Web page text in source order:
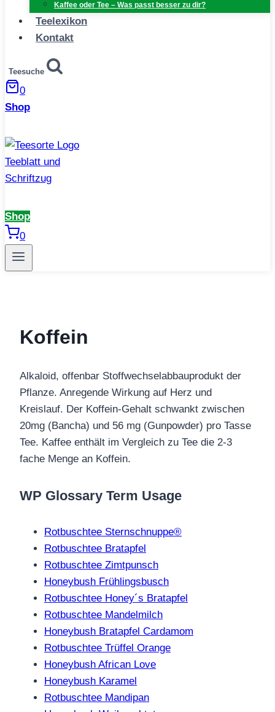
Kaffee oder Tee – Was passt besser zu dir?
Teelexikon
Kontakt
Teesuche
0
Shop
Shop
0
Koffein
Alkaloid, offenbar Stoffwechselabbauprodukt der
Pflanze. Anregende Wirkung auf Herz und
Kreislauf. Der Koffein-Gehalt schwankt zwischen
20mg (Bancha) und 56 mg (Gunpowder) pro Tasse
Tee. Kaffee enthält im Vergleich zu Tee die 2-3
fache Menge an Koffein.
WP Glossary Term Usage
Rotbuschtee Sternschnuppe®
Rotbuschtee Bratapfel
Rotbuschtee Zimtpunsch
Honeybush Frühlingsbusch
Rotbuschtee Honey´s Bratapfel
Rotbuschtee Mandelmilch
Honeybush Bratapfel Cardamom
Rotbuschtee Trüffel Orange
Honeybush African Love
Honeybush Karamel
Rotbuschtee Mandipan